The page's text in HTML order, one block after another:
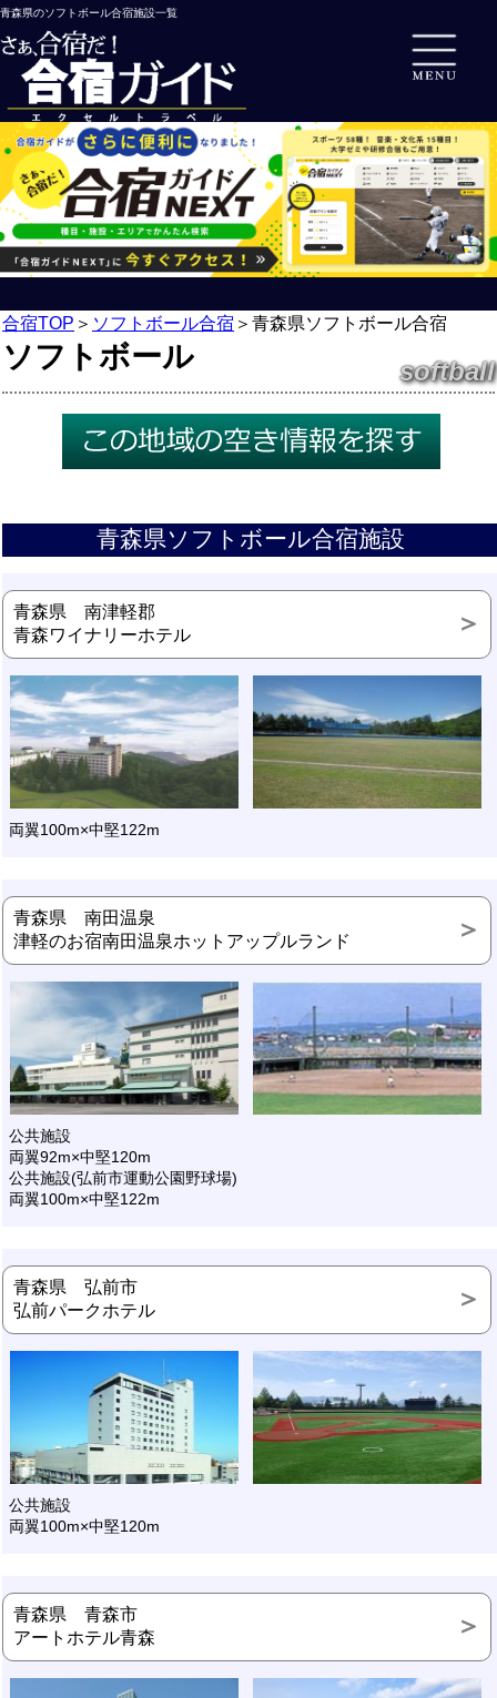
青森県のソフトボール合宿施設一覧
合宿TOP ＞ ソフトボール合宿 ＞ 青森県ソフトボール合宿
ソフトボール softball
青森県ソフトボール合宿施設
青森県 南津軽郡
青森ワイナリーホテル
両翼100m×中堅122m
青森県 南田温泉
津軽のお宿南田温泉ホットアップルランド
公共施設
両翼92m×中堅120m
公共施設(弘前市運動公園野球場)
両翼100m×中堅122m
青森県 弘前市
弘前パークホテル
公共施設
両翼100m×中堅120m
青森県 青森市
アートホテル青森